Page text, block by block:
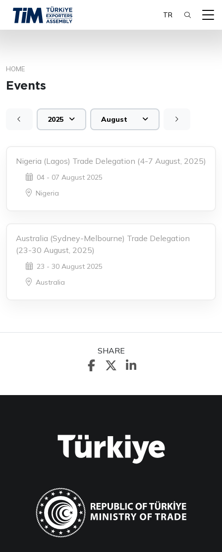
TR
HOME
Events
2025 August
Nigeria (Lagos) Trade Delegation (4-7 August, 2025)
04 - 07 August 2025
Nigeria
Australia (Sydney-Melbourne) Trade Delegation
(23-30 August, 2025)
23 - 30 August 2025
Australia
SHARE